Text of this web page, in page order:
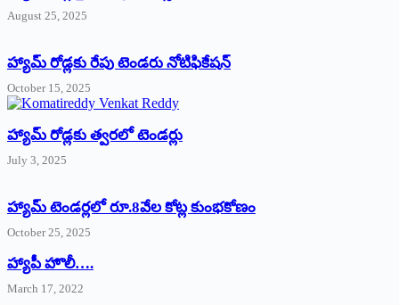
August 25, 2025
హ్యామ్‌ రోడ్లకు రేపు టెండరు నోటిఫికేషన్‌
October 15, 2025
హ్యామ్‌ రోడ్లకు త్వరలో టెండర్లు
July 3, 2025
హ్యామ్‌ ‌టెండర్లలో రూ.8వేల కోట్ల కుంభకోణం
October 25, 2025
హ్యాపీ హొలీ….
March 17, 2022